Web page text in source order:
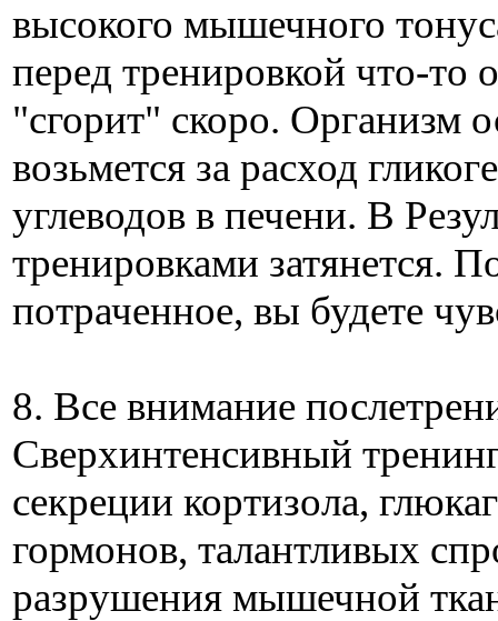
высокого мышечного
перед тренировкой что-то
"сгорит" скоро. Организм
возьмется за расход
углеводов в печени. В
тренировками затянется.
потраченное, вы будете
8. Все внимание
Сверхинтенсивный
секреции кортизола,
гормонов, талантливых
разрушения мышечной